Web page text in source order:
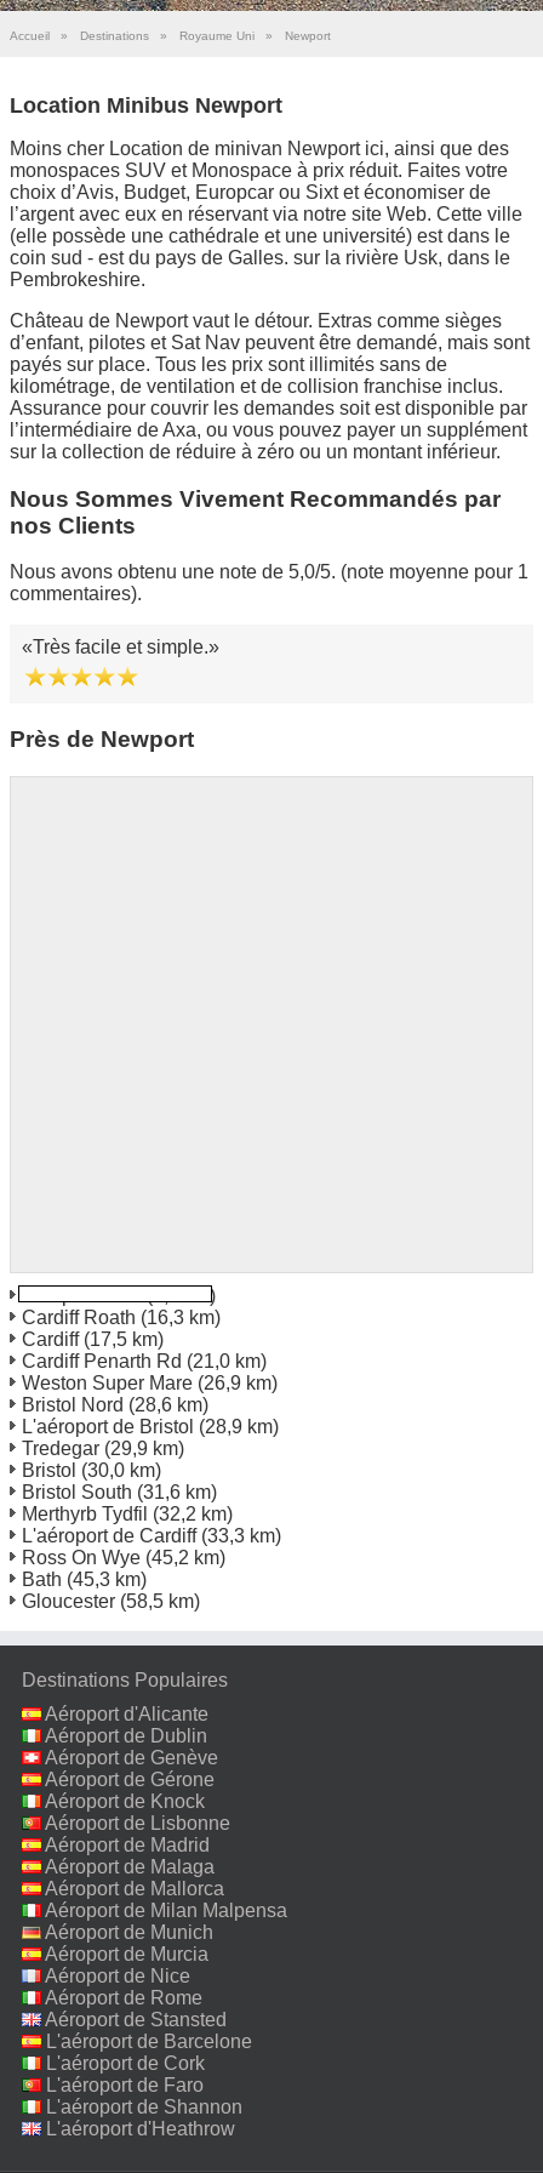
Accueil » Destinations » Royaume Uni » Newport
Location Minibus Newport
Moins cher Location de minivan Newport ici, ainsi que des
monospaces SUV et Monospace à prix réduit. Faites votre
choix d’Avis, Budget, Europcar ou Sixt et économiser de
l’argent avec eux en réservant via notre site Web. Cette ville
(elle possède une cathédrale et une université) est dans le
coin sud - est du pays de Galles. sur la rivière Usk, dans le
Pembrokeshire.
Château de Newport vaut le détour. Extras comme sièges
d’enfant, pilotes et Sat Nav peuvent être demandé, mais sont
payés sur place. Tous les prix sont illimités sans de
kilométrage, de ventilation et de collision franchise inclus.
Assurance pour couvrir les demandes soit est disponible par
l’intermédiaire de Axa, ou vous pouvez payer un supplément
sur la collection de réduire à zéro ou un montant inférieur.
Nous Sommes Vivement Recommandés par
nos Clients
Nous avons obtenu une note de 5,0/5. (note moyenne pour 1
commentaires).
Très facile et simple.
Près de Newport
(2,2 km)
Cardiff Roath (16,3 km)
Cardiff(17,5 km)
Cardiff Penarth Rd (21,0 km)
Weston Super Mare (26,9 km)
Bristol Nord (28,6 km)
L'aéroport de Bristol (28,9 km)
Tredegar (29,9 km)
Bristol (30,0 km)
Bristol South (31,6 km)
Merthyrb Tydfil (32,2 km)
L'aéroport de Cardiff(33,3 km)
Ross On Wye (45,2 km)
Bath (45,3 km)
Gloucester (58,5 km)
Destinations Populaires
Aéroport d'Alicante
Aéroport de Dublin
Aéroport de Genève
Aéroport de Gérone
Aéroport de Knock
Aéroport de Lisbonne
Aéroport de Madrid
Aéroport de Malaga
Aéroport de Mallorca
Aéroport de Milan Malpensa
Aéroport de Munich
Aéroport de Murcia
Aéroport de Nice
Aéroport de Rome
Fiumicino
Aéroport de Stansted
L'aéroport de Barcelone
L'aéroport de Cork
L'aéroport de Faro
L'aéroport de Shannon
L'aéroport d'Heathrow